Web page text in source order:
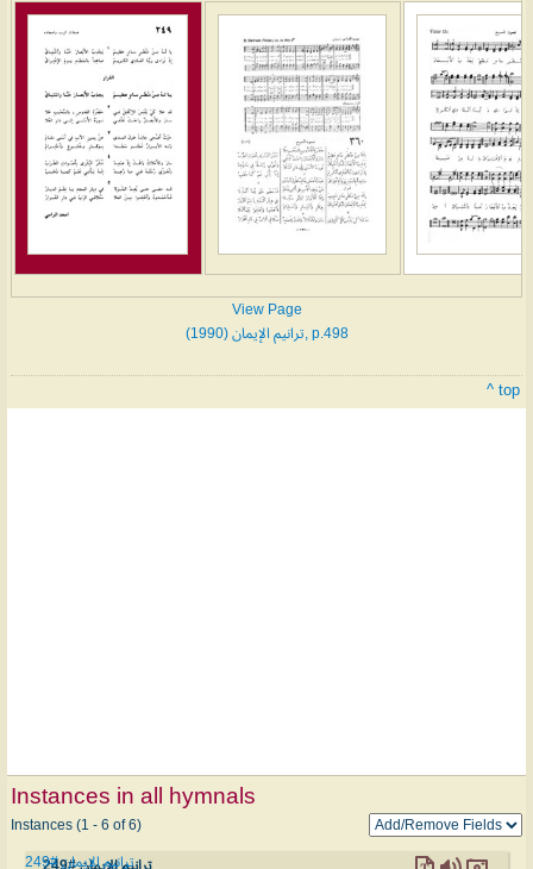
View Page
ترانيم الإيمان (1990), p.498
^ top
Instances in all hymnals
Instances (1 - 6 of 6)
ترانيم الإيمان #249
ترانيم الإيمان #249